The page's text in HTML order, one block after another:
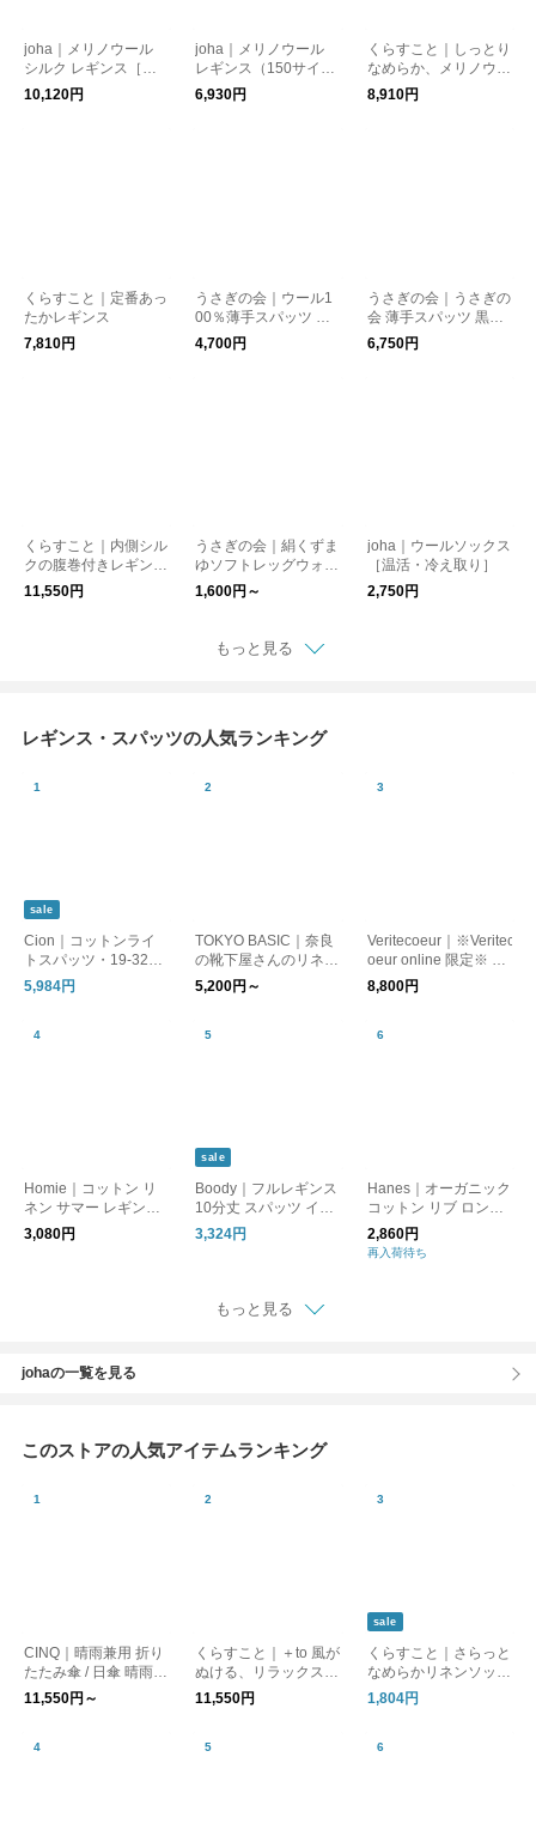
joha｜メリノウール
シルク レギンス［温
活・冷え取り］
10,120円
joha｜メリノウール
レギンス（150サイ
ズ）［温活・冷え取
り］
6,930円
くらすこと｜しっとり
なめらか、メリノウー
ル100％レギンス［温
活・冷え取り］
8,910円
くらすこと｜定番あっ
たかレギンス
7,810円
うさぎの会｜ウール1
00％薄手スパッツ チ
ャコールグレー［温
活・冷え取り］
4,700円
うさぎの会｜うさぎの
会 薄手スパッツ 黒
［温活・冷え取り］
6,750円
くらすこと｜内側シル
クの腹巻付きレギンス
［ギフト/贈り物/温
活・冷え取り］
11,550円
うさぎの会｜絹くずま
ゆソフトレッグウォー
マー［温活・冷え取
り］
1,600円～
joha｜ウールソックス
［温活・冷え取り］
2,750円
もっと見る
レギンス・スパッツの人気ランキング
sale
Cion｜コットンライ
トスパッツ・19-3223
1 インナー
5,984円
TOKYO BASIC｜奈良
の靴下屋さんのリネン
レギンス【不良品以外
返品交換不可】
5,200円～
Veritecoeur｜※Veritec
oeur online 限定※ イ
ンナーサルエルパンツ
NT-076 コットン レギ
8,800円
Homie｜コットン リ
ネン サマー レギンス
hl-002
3,080円
sale
Boody｜フルレギンス
10分丈 スパッツ イン
ナー ブーディー
3,324円
Hanes｜オーガニック
コットン リブ ロング
パンツ hw9-b102-fn
2,860円
再入荷待ち
もっと見る
johaの一覧を見る
このストアの人気アイテムランキング
CINQ｜晴雨兼用 折り
たたみ傘 / 日傘 晴雨兼
用傘［UVケア/紫外線
対策/母の日］
11,550円～
くらすこと｜＋to 風が
ぬける、リラックスブ
ラウス
11,550円
sale
くらすこと｜さらっと
なめらかリネンソック
ス［ギフト/贈り物］
1,804円